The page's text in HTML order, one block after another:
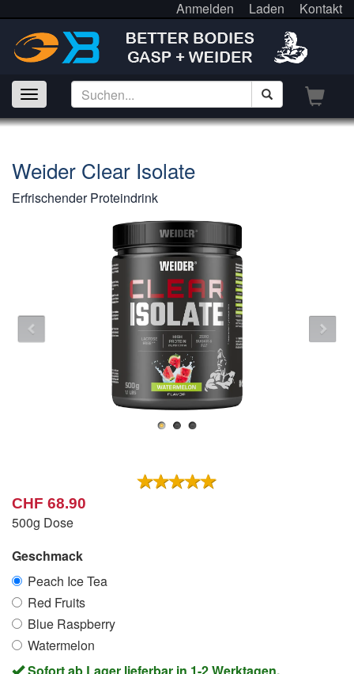
Anmelden Laden Kontakt
Weider Clear Isolate
Erfrischender Proteindrink
CHF 68.90
500g Dose
Geschmack
Peach Ice Tea
Red Fruits
Blue Raspberry
Watermelon
Sofort ab Lager lieferbar in 1-2 Werktagen.